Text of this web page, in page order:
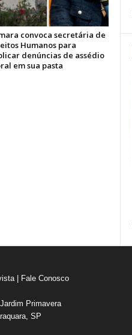
convoca secretária de
Humanos para
denúncias de assédio
em sua pasta
| Fale Conosco
Primavera
SP